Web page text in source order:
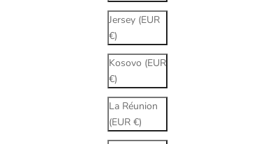
Jersey (EUR
€)
Kosovo (EUR
€)
La Réunion
(EUR €)